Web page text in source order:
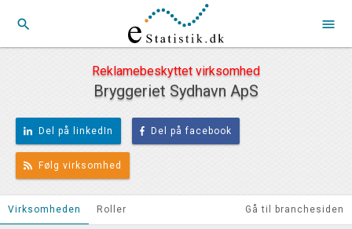
search menu
Reklamebeskyttet virksomhed
Bryggeriet Sydhavn ApS
Del på linkedIn Del på facebook
Følg virksomhed
Virksomheden Roller Gå til branchesiden